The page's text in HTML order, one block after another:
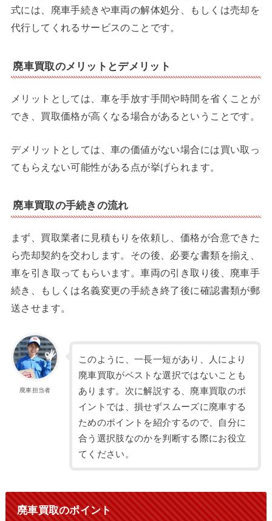
式には、廃車手続きや車両の解体処分、もしくは売却を
代行してくれるサービスのことです。
廃車買取のメリットとデメリット
メリットとしては、車を手放す手間や時間を省くことが
でき、買取価格が高くなる場合があるということです。
デメリットとしては、車の価値がない場合には買い取っ
てもらえない可能性がある点が挙げられます。
廃車買取の手続きの流れ
まず、買取業者に見積もりを依頼し、価格が合意できた
ら売却契約を交わします。その後、必要な書類を揃え、
車を引き取ってもらいます。車両の引き取り後、廃車手
続き、もしくは名義変更の手続き終了後に確認書類が郵
送させます。
廃車担当者
このように、一長一短があり、人により
廃車買取がベストな選択ではないことも
あります。次に解説する、廃車買取のポ
イントでは、損せずスムーズに廃車する
ためのポイントを紹介するので、自分に
合う選択肢なのかを判断する際にお役立
てください。
廃車買取のポイント